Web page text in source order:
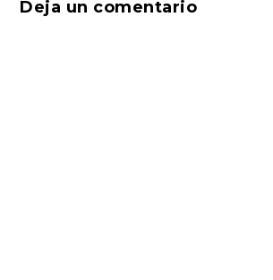
Deja un comentario